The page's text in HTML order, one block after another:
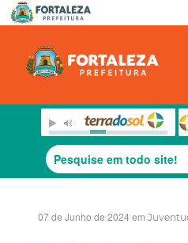
07 de Junho de 2024 em